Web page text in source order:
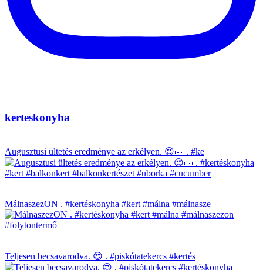
kerteskonyha
Augusztusi ültetés eredménye az erkélyen. 😍🥒 . #ke
MálnaszezON . #kertéskonyha #kert #málna #málnasze
Teljesen becsavarodva. 😍 . #piskótatekercs #kertés